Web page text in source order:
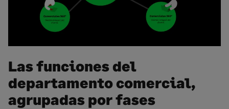
Las funciones del
departamento comercial,
agrupadas por fases